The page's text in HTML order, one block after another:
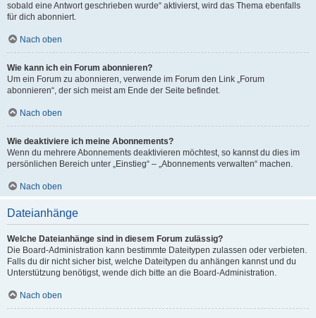
sobald eine Antwort geschrieben wurde“ aktivierst, wird das Thema ebenfalls
für dich abonniert.
Nach oben
Wie kann ich ein Forum abonnieren?
Um ein Forum zu abonnieren, verwende im Forum den Link „Forum
abonnieren“, der sich meist am Ende der Seite befindet.
Nach oben
Wie deaktiviere ich meine Abonnements?
Wenn du mehrere Abonnements deaktivieren möchtest, so kannst du dies im
persönlichen Bereich unter „Einstieg“ – „Abonnements verwalten“ machen.
Nach oben
Dateianhänge
Welche Dateianhänge sind in diesem Forum zulässig?
Die Board-Administration kann bestimmte Dateitypen zulassen oder verbieten.
Falls du dir nicht sicher bist, welche Dateitypen du anhängen kannst und du
Unterstützung benötigst, wende dich bitte an die Board-Administration.
Nach oben